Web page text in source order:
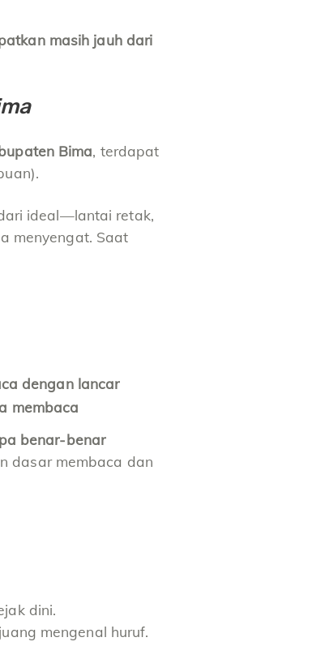
masih jauh dari
Bima, terdapat
ideal—lantai retak,
menyengat. Saat
dengan lancar
membaca
benar-benar
dasar membaca dan
dini.
mengenal huruf.